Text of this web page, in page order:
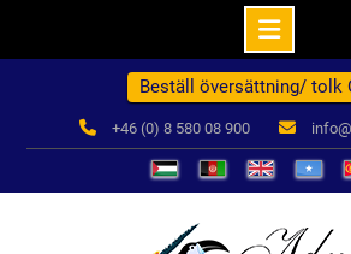
Beställ översättning/ tolk
+46 (0) 8 580 08 900
العربية
درباره
ما
English Somali